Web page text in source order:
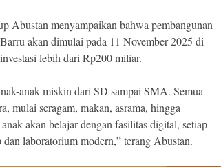
Abustan menyampaikan bahwa pembangunan
akan dimulai pada 11 November 2025 di
lebih dari Rp200 miliar.
anak miskin dari SD sampai SMA. Semua
mulai seragam, makan, asrama, hingga
akan belajar dengan fasilitas digital, setiap
laboratorium modern,” terang Abustan.